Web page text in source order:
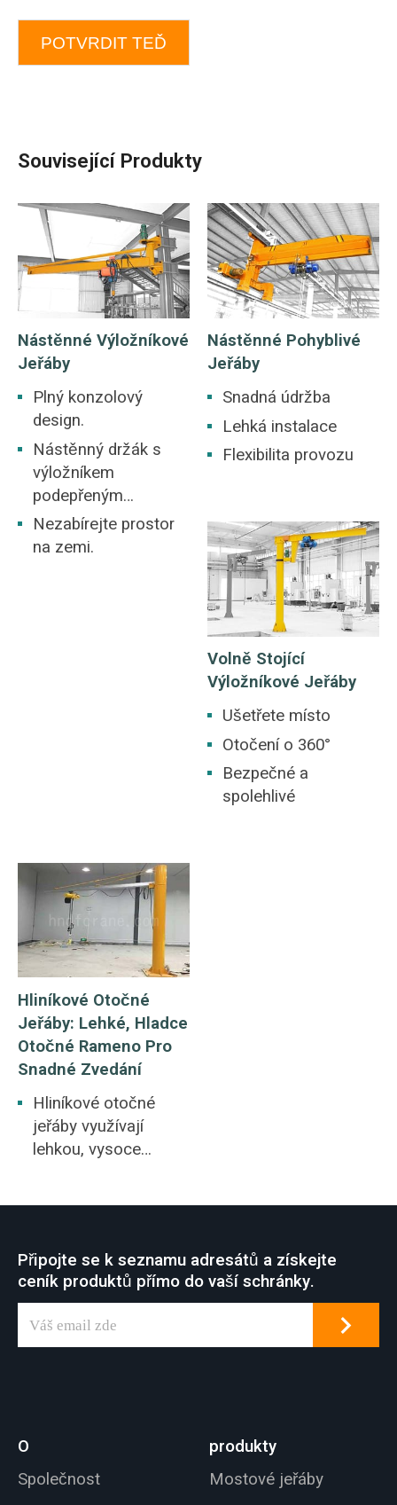
POTVRDIT TEĎ
Související Produkty
Nástěnné Výložníkové
Jeřáby
Plný konzolový
design.
Nástěnný držák s
výložníkem
podepřeným
spojovací tyčí.
Nezabírejte prostor
na zemi.
Nástěnné Pohyblivé
Jeřáby
Snadná údržba
Lehká instalace
Flexibilita provozu
Volně Stojící
Výložníkové Jeřáby
Ušetřete místo
Otočení o 360°
Bezpečné a
spolehlivé
Hliníkové Otočné
Jeřáby: Lehké, Hladce
Otočné Rameno Pro
Snadné Zvedání
Hliníkové otočné
jeřáby využívají
lehkou, vysoce
Hliníkový nástěnný
otočný jeřáb lze
instalovat na stěny
nebo sloupy s
Připojte se k seznamu adresátů a získejte
ceník produktů přímo do vaší schránky.
O
Společnost
produkty
Mostové jeřáby